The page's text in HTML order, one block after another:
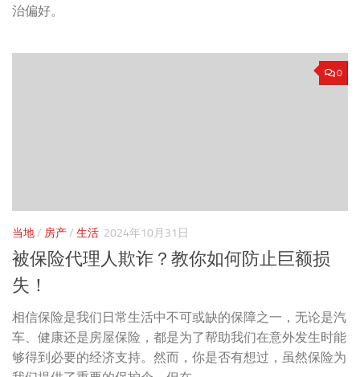
治偏好。
0
当地/ 房产/ 生活 2024年10月31日
被保险代理人欺诈？教你如何防止巨额损
失！
相信保险是我们日常生活中不可或缺的保障之一，无论是汽
车、健康还是房屋保险，都是为了帮助我们在意外发生时能
够得到必要的经济支持。然而，你是否有想过，虽然保险为